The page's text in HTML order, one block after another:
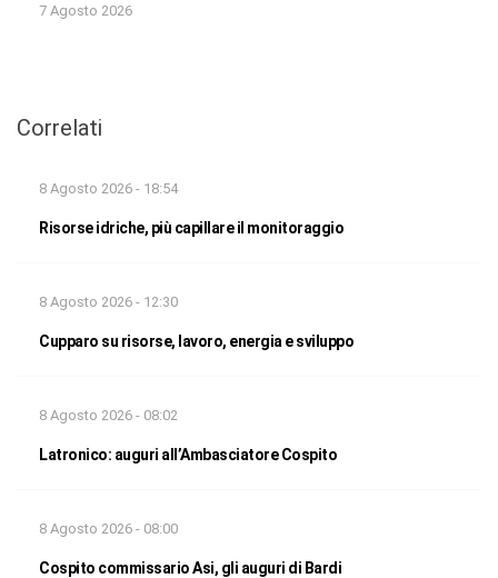
7 Agosto 2026
Correlati
8 Agosto 2026 - 18:54
Risorse idriche, più capillare il monitoraggio
8 Agosto 2026 - 12:30
Cupparo su risorse, lavoro, energia e sviluppo
8 Agosto 2026 - 08:02
Latronico: auguri all’Ambasciatore Cospito
8 Agosto 2026 - 08:00
Cospito commissario Asi, gli auguri di Bardi